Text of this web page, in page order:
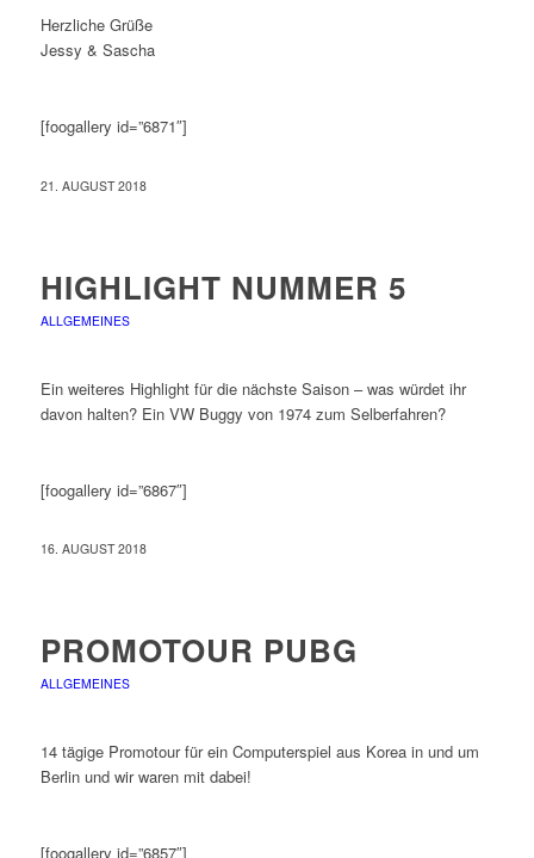
Herzliche Grüße
Jessy & Sascha
[foogallery id=”6871″]
21. AUGUST 2018
HIGHLIGHT NUMMER 5
ALLGEMEINES
Ein weiteres Highlight für die nächste Saison – was würdet ihr
davon halten? Ein VW Buggy von 1974 zum Selberfahren?
[foogallery id=”6867″]
16. AUGUST 2018
PROMOTOUR PUBG
ALLGEMEINES
14 tägige Promotour für ein Computerspiel aus Korea in und um
Berlin und wir waren mit dabei!
[foogallery id=”6857″]